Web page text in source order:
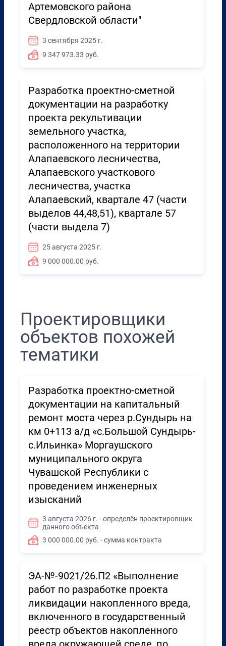
Артемовского района
Свердловской области"
3 сентября 2025 г.
9 347 973.33 руб.
Разработка проектно-сметной
документации на разработку
проекта рекультивации
земельного участка,
расположенного на территории
Алапаевского лесничества,
Алапаевского участкового
лесничества, участка
Алапаевский, квартале 47 (части
выделов 44,48,51), квартале 57
(части выдела 7)
25 августа 2025 г.
9 000 000.00 руб.
Проектировщики
объектов похожей
тематики
Разработка проектно-сметной
документации на капитальный
ремонт моста через р.Сундырь на
км 0+113 а/д «с.Большой Сундырь-
с.Ильинка» Моргаушского
муниципального округа
Чувашской Республики с
проведением инженерных
изысканий
3 августа 2026 г. - определён проектировщик
данного объекта
3 000 000.00 руб. - сумма контракта
ЭА-№-9021/26.П2 «Выполнение
работ по разработке проекта
ликвидации накопленного вреда,
включенного в государственный
реестр объектов накопленного